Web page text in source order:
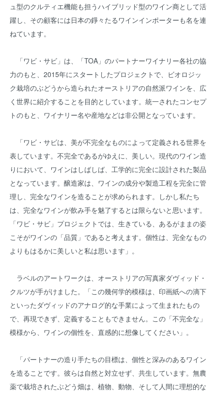
ュ型のクルティエ機能も担うハイブリッド型のワイン商として活
躍し、その顧客には日本の錚々たるワインインポーターも名を連
ねています。
「ワビ・サビ」は、「TOA」のパートナーワイナリー各社の協
力のもと、2015年にスタートしたプロジェクトで、ビオロジッ
ク栽培のぶどうから造られたオーストリアの自然派ワインを、広
く世界に紹介することを目的としています。統一されたコンセプ
トのもと、ワイナリー名や産地などは非公開となっています。
「ワビ・サビは、美が不完全なものによって定義される世界を
表しています。不完全であるがゆえに、美しい。現代のワイン造
りにおいて、ワインはしばしば、工学的に完全に設計された製品
となっています。醸造家は、ワインの成分や製造工程を完全に管
理し、完全なワインを造ることが求められます。しかし私たち
は、完全なワインが飲み手を魅了するとは限らないと思います。
「ワビ・サビ」プロジェクトでは、生きている、あるがままの姿
こそがワインの「品質」であると考えます。個性は、完全なもの
よりもはるかに美しいと私は思います」。
ラベルのアートワークは、オーストリアの写真家ダヴィッド・
クルツが手がけました。「この幾何学的模様は、印画紙への滴下
といったダヴィッドのアナログ的な手業によって生まれたもの
で、再現できず、定義することもできません。この「不完全な」
模様から、ワインの個性を、直感的に想像してください」。
「パートナーの造り手たちの目標は、個性と深みのあるワイン
を造ることです。彼らは自然と対立せず、共生しています。無農
薬で栽培されたぶどう畑は、植物、動物、そして人間に理想的な